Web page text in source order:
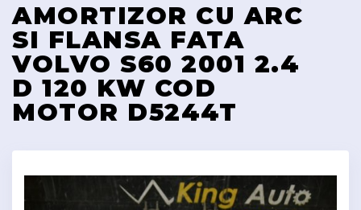
AMORTIZOR CU ARC
SI FLANSA FATA
VOLVO S60 2001 2.4
D 120 KW COD
MOTOR D5244T